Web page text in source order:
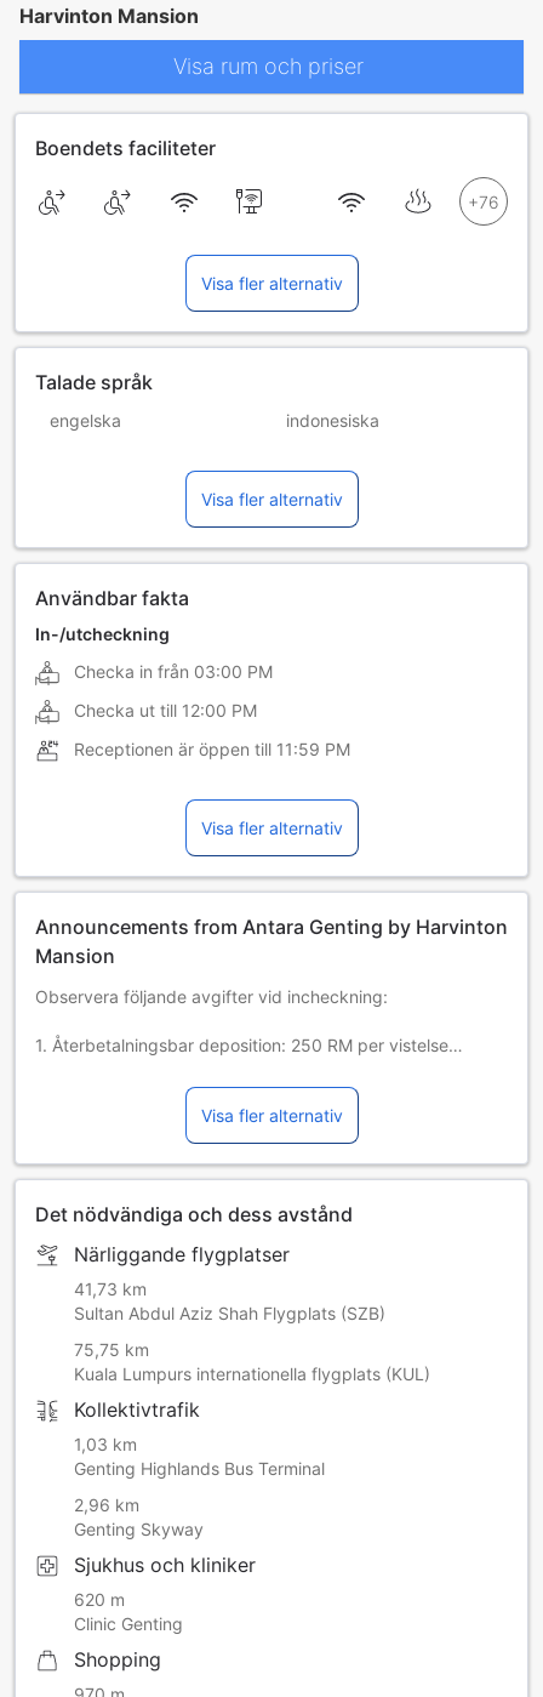
Harvinton Mansion
Visa rum och priser
Boendets faciliteter
Visa fler alternativ
Talade språk
engelska indonesiska
Visa fler alternativ
Användbar fakta
In-/utcheckning
Checka in från 03:00 PM
Checka ut till 12:00 PM
Receptionen är öppen till 11:59 PM
Visa fler alternativ
Announcements from Antara Genting by Harvinton
Mansion
Observera följande avgifter vid incheckning:
1. Återbetalningsbar deposition: 250 RM per vistelse
2. Pahang hållbarhetsskatt: 3 RM per rum och natt
3. Malaysisk turistskatt (TTx): 10 RM per rum och natt
(gäller endast för gäster som inte är malaysiska
Parkeringen sköts av AK Antara Mall Parking. Eftersom
boendet inte driver parkeringen kan vi för närvarande inte
parkeringsavgifter (per gång/per dag):
Vardagar: från 10 RM
Helger och allmänna helgdagar: från 15 RM
Du som vill ha det smidigare kan också använda dig av vår
bemannade parkering vid entrén (avgift tillkommer).
Visa fler alternativ
Det nödvändiga och dess avstånd
Närliggande flygplatser
41,73 km
Sultan Abdul Aziz Shah Flygplats (SZB)
75,75 km
Kuala Lumpurs internationella flygplats (KUL)
Kollektivtrafik
1,03 km
Genting Highlands Bus Terminal
2,96 km
Genting Skyway
Sjukhus och kliniker
620 m
Clinic Genting
Shopping